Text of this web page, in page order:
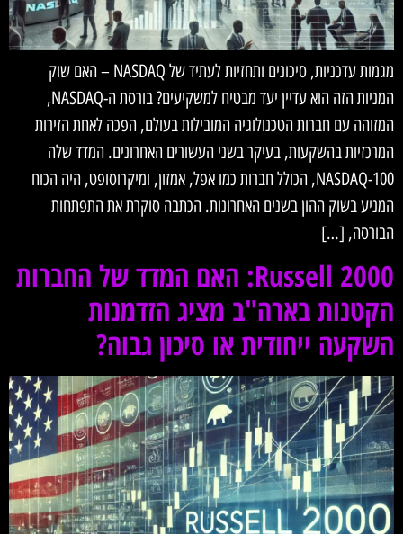
מגמות עדכניות, סיכונים ותחזיות לעתיד של NASDAQ – האם שוק
המניות הזה הוא עדיין יעד מבטיח למשקיעים? בורסת ה-NASDAQ,
המזוהה עם חברות הטכנולוגיה המובילות בעולם, הפכה לאחת הזירות
המרכזיות בהשקעות, בעיקר בשני העשורים האחרונים. המדד שלה
NASDAQ-100, הכולל חברות כמו אפל, אמזון, ומיקרוסופט, היה הכוח
המניע בשוק ההון בשנים האחרונות. הכתבה סוקרת את התפתחות
הבורסה, […]
Russell 2000: האם המדד של החברות
הקטנות בארה"ב מציג הזדמנות
השקעה ייחודית או סיכון גבוה?